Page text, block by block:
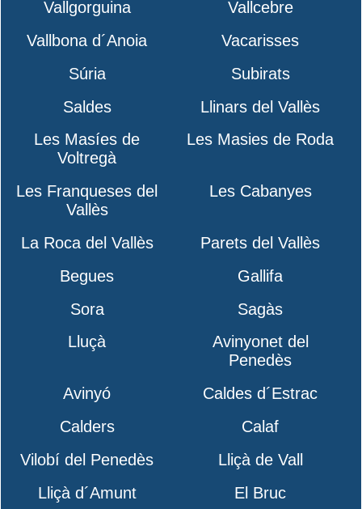
Vallgorguina
Vallcebre
Vallbona d´Anoia
Vacarisses
Súria
Subirats
Saldes
Llinars del Vallès
Les Masíes de
Voltregà
Les Masies de Roda
Les Franqueses del
Vallès
Les Cabanyes
La Roca del Vallès
Parets del Vallès
Begues
Gallifa
Sora
Sagàs
Lluçà
Avinyonet del
Penedès
Avinyó
Caldes d´Estrac
Calders
Calaf
Vilobí del Penedès
Lliçà de Vall
Lliçà d´Amunt
El Bruc